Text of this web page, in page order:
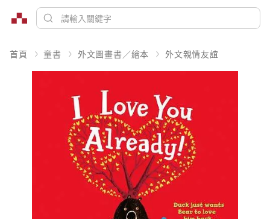
首頁 童書 外文圖畫書／繪本 外文親情友誼